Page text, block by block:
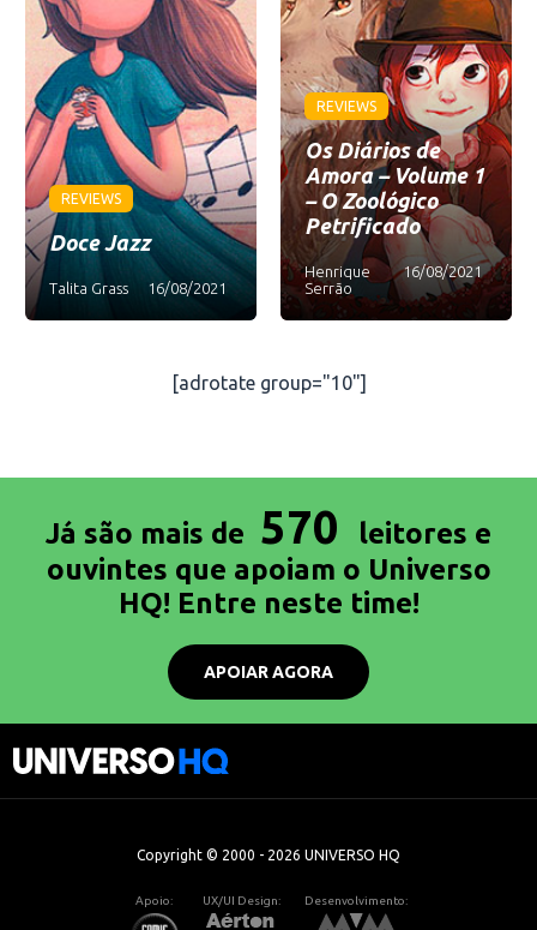
REVIEWS
Doce Jazz
Talita Grass 16/08/2021
REVIEWS
Os Diários de
Amora – Volume 1
– O Zoológico
Petrificado
Henrique
Serrão
16/08/2021
[adrotate group="10"]
Já são mais de 570
leitores e
ouvintes que apoiam o Universo
HQ! Entre neste time!
APOIAR AGORA
Copyright © 2000 - 2026 UNIVERSO HQ
Apoio: UX/UI Design: Desenvolvimento: